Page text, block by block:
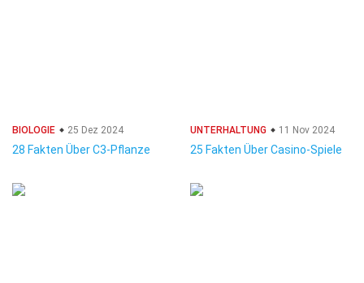
BIOLOGIE 25 Dez 2024
28 Fakten Über C3-Pflanze
UNTERHALTUNG 11 Nov 2024
25 Fakten Über Casino-Spiele